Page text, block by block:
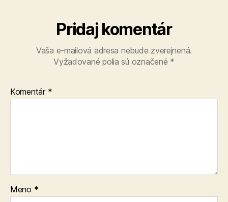
Pridaj komentár
Vaša e-mailová adresa nebude zverejnená.
Vyžadované polia sú označené *
Komentár *
Meno *